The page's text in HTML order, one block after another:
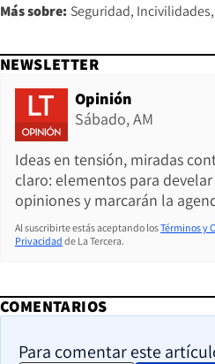
Más sobre: Seguridad Incivilidades
NEWSLETTER
Opinión
Sábado, AM
Ideas en tensión, miradas
claro: elementos para
opiniones y marcarán la
Al suscribirte estás aceptando losTérminos y
Privacidad de La Tercera.
COMENTARIOS
Para comentar este